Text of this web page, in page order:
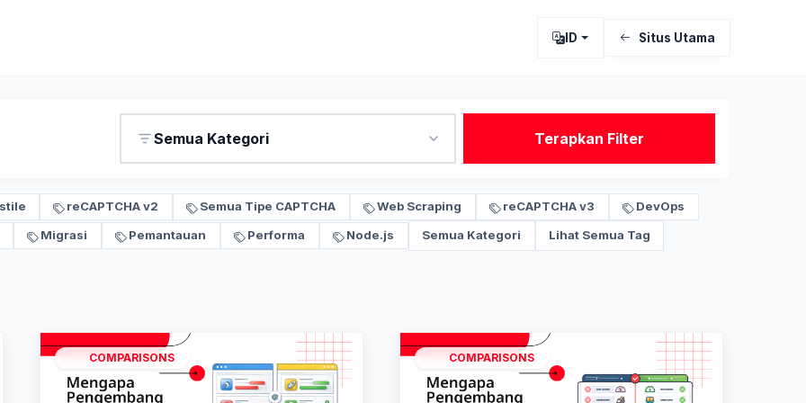
ID Situs Utama
Semua Kategori Terapkan Filter
reCAPTCHA v2 Semua Tipe CAPTCHA Web Scraping reCAPTCHA v3
DevOps
Migrasi
Pemantauan Performa Node.js Semua Kategori Lihat Semua Tag
COMPARISONS COMPARISONS